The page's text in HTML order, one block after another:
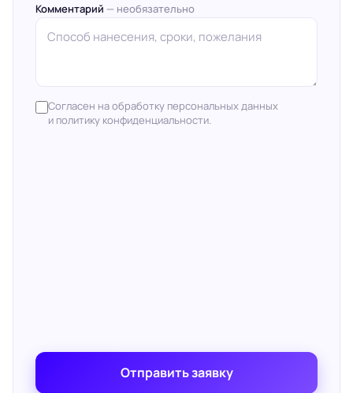
Комментарий — необязательно
Согласен на обработку персональных данных
и политику конфиденциальности.
Отправить заявку